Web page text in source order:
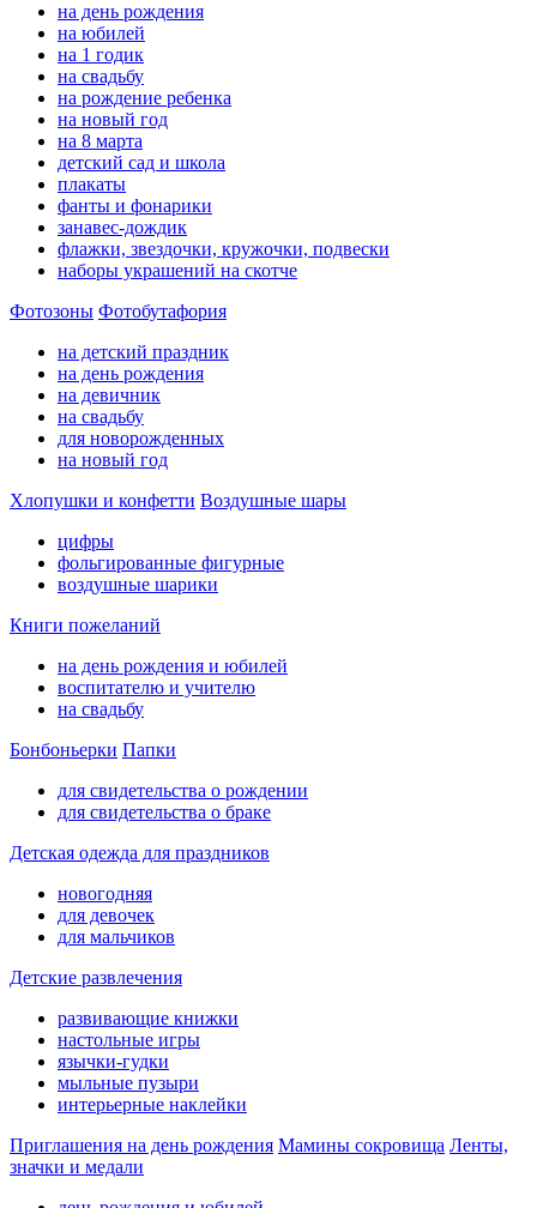
на день рождения
на юбилей
на 1 годик
на свадьбу
на рождение ребенка
на новый год
на 8 марта
детский сад и школа
плакаты
фанты и фонарики
занавес-дождик
флажки, звездочки, кружочки, подвески
наборы украшений на скотче
Фотозоны Фотобутафория
на детский праздник
на день рождения
на девичник
на свадьбу
для новорожденных
на новый год
Хлопушки и конфетти Воздушные шары
цифры
фольгированные фигурные
воздушные шарики
Книги пожеланий
на день рождения и юбилей
воспитателю и учителю
на свадьбу
Бонбоньерки Папки
для свидетельства о рождении
для свидетельства о браке
Детская одежда для праздников
новогодняя
для девочек
для мальчиков
Детские развлечения
развивающие книжки
настольные игры
язычки-гудки
мыльные пузыри
интерьерные наклейки
Приглашения на день рождения Мамины сокровища Ленты,
значки и медали